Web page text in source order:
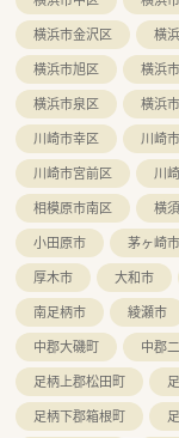
横浜市金沢区
横
横浜市旭区
横浜
横浜市泉区
横浜
川崎市幸区
川崎
川崎市宮前区
川
相模原市南区
横
小田原市
茅ヶ崎市
厚木市
大和市
南足柄市
綾瀬市
中郡大磯町
中郡
足柄上郡松田町
足柄下郡箱根町